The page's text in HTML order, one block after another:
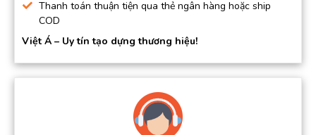
Thanh toán thuận tiện qua thẻ ngân hàng hoặc ship
COD
Việt Á – Uy tín tạo dựng thương hiệu!